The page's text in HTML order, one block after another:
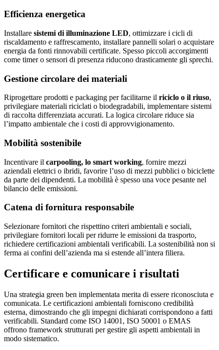
Efficienza energetica
Installare sistemi di illuminazione LED, ottimizzare i cicli di
riscaldamento e raffrescamento, installare pannelli solari o acquistare
energia da fonti rinnovabili certificate. Spesso piccoli accorgimenti
come timer o sensori di presenza riducono drasticamente gli sprechi.
Gestione circolare dei materiali
Riprogettare prodotti e packaging per facilitarne il riciclo o il riuso,
privilegiare materiali riciclati o biodegradabili, implementare sistemi
di raccolta differenziata accurati. La logica circolare riduce sia
l’impatto ambientale che i costi di approvvigionamento.
Mobilità sostenibile
Incentivare il carpooling, lo smart working, fornire mezzi
aziendali elettrici o ibridi, favorire l’uso di mezzi pubblici o biciclette
da parte dei dipendenti. La mobilità è spesso una voce pesante nel
bilancio delle emissioni.
Catena di fornitura responsabile
Selezionare fornitori che rispettino criteri ambientali e sociali,
privilegiare fornitori locali per ridurre le emissioni da trasporto,
richiedere certificazioni ambientali verificabili. La sostenibilità non si
ferma ai confini dell’azienda ma si estende all’intera filiera.
Certificare e comunicare i risultati
Una strategia green ben implementata merita di essere riconosciuta e
comunicata. Le certificazioni ambientali forniscono credibilità
esterna, dimostrando che gli impegni dichiarati corrispondono a fatti
verificabili. Standard come ISO 14001, ISO 50001 o EMAS
offrono framework strutturati per gestire gli aspetti ambientali in
modo sistematico.